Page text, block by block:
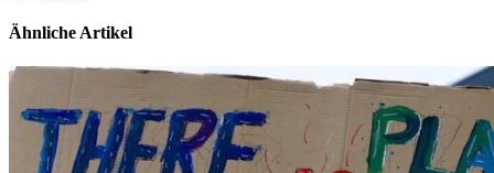
Ähnliche Artikel